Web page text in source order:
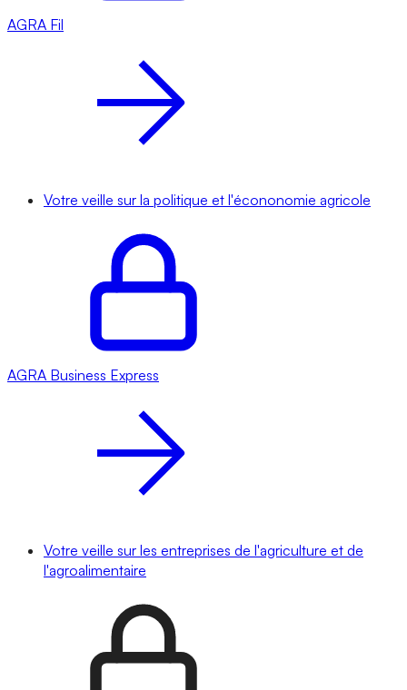
AGRA Fil
Votre veille sur la politique et l'écononomie agricole
AGRA Business Express
Votre veille sur les entreprises de l'agriculture et de
l'agroalimentaire